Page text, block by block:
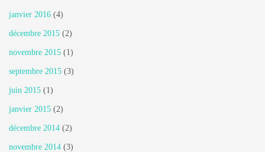
janvier 2016 (4)
décembre 2015 (2)
novembre 2015 (1)
septembre 2015 (3)
juin 2015 (1)
janvier 2015 (2)
décembre 2014 (2)
novembre 2014 (3)